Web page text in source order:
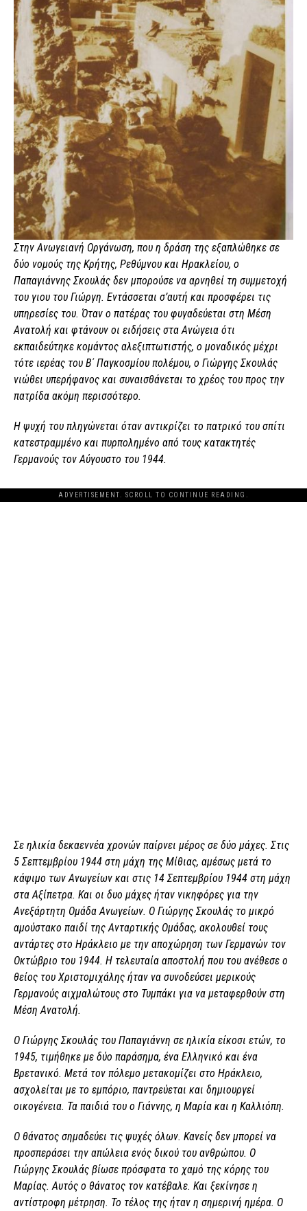
Στην Ανωγειανή Οργάνωση, που η δράση της εξαπλώθηκε σε
δύο νομούς της Κρήτης, Ρεθύμνου και Ηρακλείου, ο
Παπαγιάννης Σκουλάς δεν μπορούσε να αρνηθεί τη συμμετοχή
του γιου του Γιώργη. Εντάσσεται σ’αυτή και προσφέρει τις
υπηρεσίες του. Όταν ο πατέρας του φυγαδεύεται στη Μέση
Ανατολή και φτάνουν οι ειδήσεις στα Ανώγεια ότι
εκπαιδεύτηκε κομάντος αλεξιπτωτιστής, ο μοναδικός μέχρι
τότε ιερέας του Β΄ Παγκοσμίου πολέμου, ο Γιώργης Σκουλάς
νιώθει υπερήφανος και συναισθάνεται το χρέος του προς την
πατρίδα ακόμη περισσότερο.
Η ψυχή του πληγώνεται όταν αντικρίζει το πατρικό του σπίτι
κατεστραμμένο και πυρπολημένο από τους κατακτητές
Γερμανούς τον Αύγουστο του 1944.
ADVERTISEMENT. SCROLL TO CONTINUE READING.
Σε ηλικία δεκαεννέα χρονών παίρνει μέρος σε δύο μάχες. Στις
5 Σεπτεμβρίου 1944 στη μάχη της Μίθιας, αμέσως μετά το
κάψιμο των Ανωγείων και στις 14 Σεπτεμβρίου 1944 στη μάχη
στα Αξίπετρα. Και οι δυο μάχες ήταν νικηφόρες για την
Ανεξάρτητη Ομάδα Ανωγείων. Ο Γιώργης Σκουλάς το μικρό
αμούστακο παιδί της Ανταρτικής Ομάδας, ακολουθεί τους
αντάρτες στο Ηράκλειο με την αποχώρηση των Γερμανών τον
Οκτώβριο του 1944. Η τελευταία αποστολή που του ανέθεσε ο
θείος του Χριστομιχάλης ήταν να συνοδεύσει μερικούς
Γερμανούς αιχμαλώτους στο Τυμπάκι για να μεταφερθούν στη
Μέση Ανατολή.
Ο Γιώργης Σκουλάς του Παπαγιάννη σε ηλικία είκοσι ετών, το
1945, τιμήθηκε με δύο παράσημα, ένα Ελληνικό και ένα
Βρετανικό. Μετά τον πόλεμο μετακομίζει στο Ηράκλειο,
ασχολείται με το εμπόριο, παντρεύεται και δημιουργεί
οικογένεια. Τα παιδιά του ο Γιάννης, η Μαρία και η Καλλιόπη.
Ο θάνατος σημαδεύει τις ψυχές όλων. Κανείς δεν μπορεί να
προσπεράσει την απώλεια ενός δικού του ανθρώπου. Ο
Γιώργης Σκουλάς βίωσε πρόσφατα το χαμό της κόρης του
Μαρίας. Αυτός ο θάνατος τον κατέβαλε. Και ξεκίνησε η
αντίστροφη μέτρηση. Το τέλος της ήταν η σημερινή ημέρα. Ο